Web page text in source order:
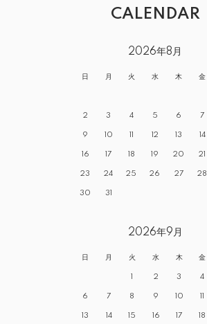
CALENDAR
2026年8月
日 月 火 水 木 金
2 3 4 5 6 7
9 10 11 12 13 14
16 17 18 19 20 21
23 24 25 26 27 28
30 31
2026年9月
日 月 火 水 木 金
1 2 3 4
6 7 8 9 10 11
13 14 15 16 17 18